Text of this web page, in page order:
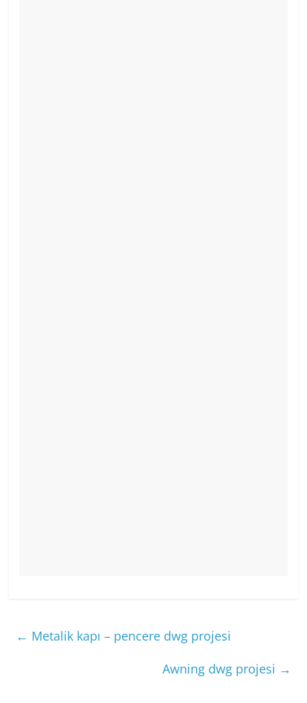
← Metalik kapı – pencere dwg projesi
Awning dwg projesi →